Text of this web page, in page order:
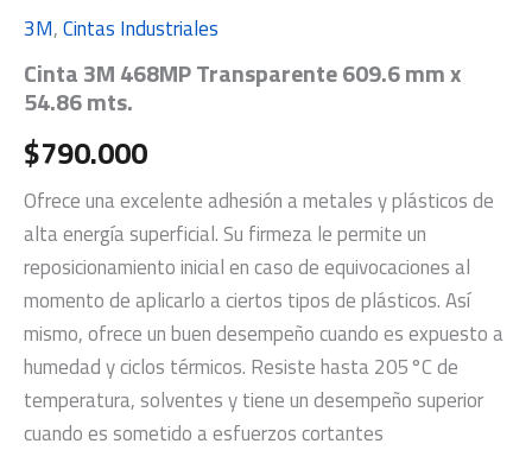
3M,Cintas Industriales
Cinta 3M 468MP Transparente 609.6 mm x
54.86 mts.
$790.000
Ofrece una excelente adhesión a metales y plásticos de
alta energía superficial. Su firmeza le permite un
reposicionamiento inicial en caso de equivocaciones al
momento de aplicarlo a ciertos tipos de plásticos. Así
mismo, ofrece un buen desempeño cuando es expuesto a
humedad y ciclos térmicos. Resiste hasta 205°C de
temperatura, solventes y tiene un desempeño superior
cuando es sometido a esfuerzos cortantes